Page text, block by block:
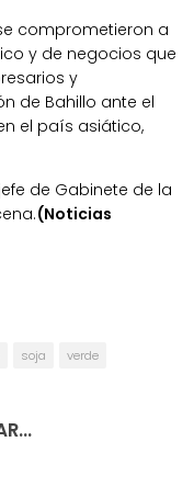
comprometieron a
y de negocios que
y
de Bahillo ante el
el país asiático,
de Gabinete de la
(Noticias
soja verde